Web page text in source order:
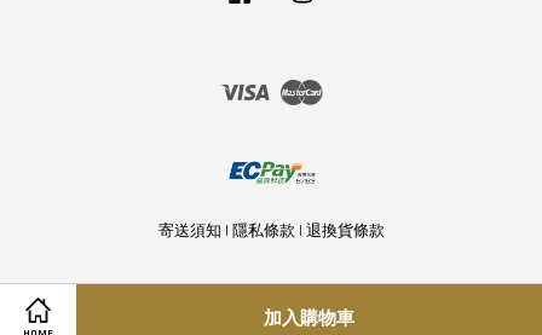
加入購物車
Visa Master
寄送須知 | 隱私條款 | 退換貨條款